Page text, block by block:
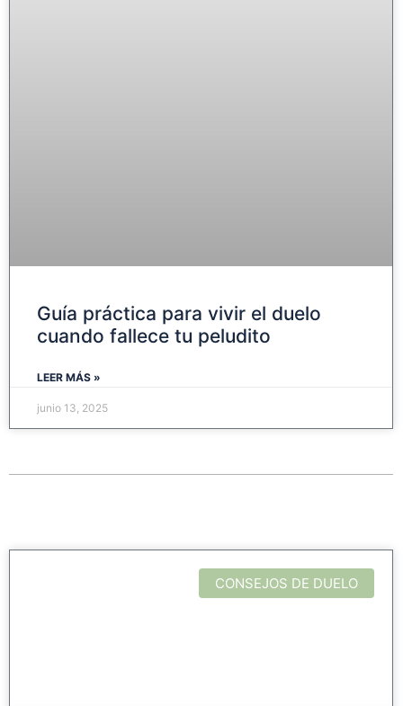
Guía práctica para vivir el duelo
cuando fallece tu peludito
LEER MÁS »
junio 13, 2025
CONSEJOS DE DUELO